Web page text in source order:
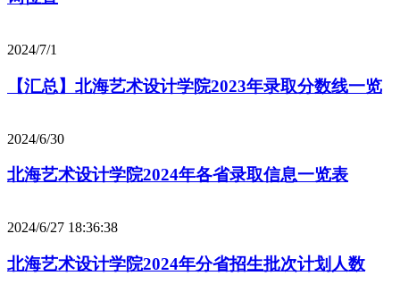
2024/7/1
【汇总】北海艺术设计学院2023年录取分数线一览
2024/6/30
北海艺术设计学院2024年各省录取信息一览表
2024/6/27 18:36:38
北海艺术设计学院2024年分省招生批次计划人数